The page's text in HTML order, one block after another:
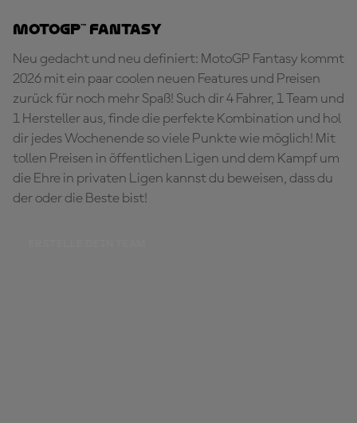
MotoGP™ Fantasy
Neu gedacht und neu definiert: MotoGP Fantasy kommt
2026 mit ein paar coolen neuen Features und Preisen
zurück für noch mehr Spaß! Such dir 4 Fahrer, 1 Team und
1 Hersteller aus, finde die perfekte Kombination und hol
dir jedes Wochenende so viele Punkte wie möglich! Mit
tollen Preisen in öffentlichen Ligen und dem Kampf um
die Ehre in privaten Ligen kannst du beweisen, dass du
der oder die Beste bist!